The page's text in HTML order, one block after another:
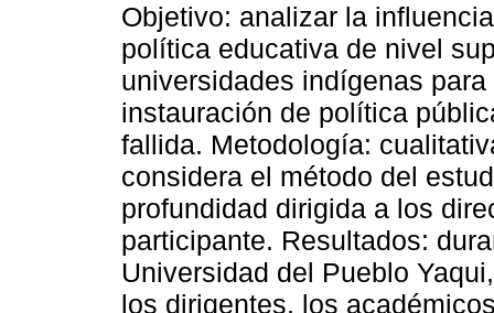
Objetivo: analizar la
política educativa de nivel
universidades indígenas para
instauración de política
fallida. Metodología:
considera el método del
profundidad dirigida a los
participante. Resultados:
Universidad del Pueblo
los dirigentes, los